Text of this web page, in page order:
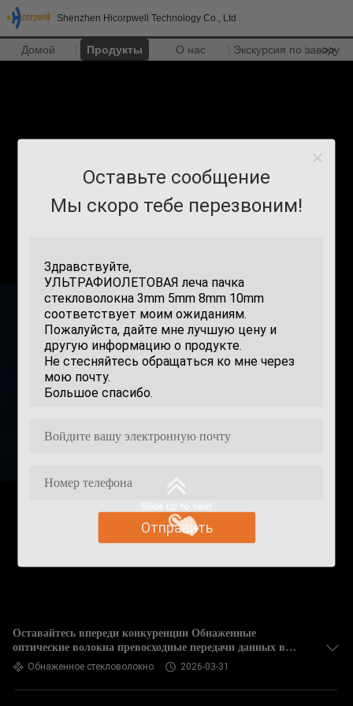
Shenzhen Hicorpwell Technology Co., Ltd
Домой Продукты О нас Экскурсия по заводу
>>
Оставьте сообщение
Мы скоро тебе перезвоним!
Отправить
Оставайтесь впереди конкуренции Обнаженные
оптические волокна превосходные передачи данных в
телекоммуникациях
Обнаженное стекловолокно 2026-03-31